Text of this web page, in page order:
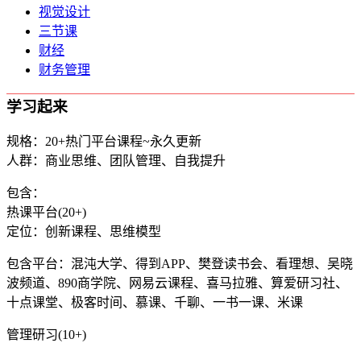
视觉设计
三节课
财经
财务管理
学习起来
规格：20+热门平台课程~永久更新
人群：商业思维、团队管理、自我提升
包含：
热课平台(20+)
定位：创新课程、思维模型
包含平台：混沌大学、得到APP、樊登读书会、看理想、吴晓
波频道、890商学院、网易云课程、喜马拉雅、算爱研习社、
十点课堂、极客时间、慕课、千聊、一书一课、米课
管理研习(10+)